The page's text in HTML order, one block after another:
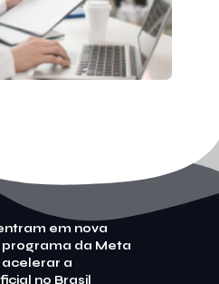
em nova
da Meta
acelerar a
no Brasil